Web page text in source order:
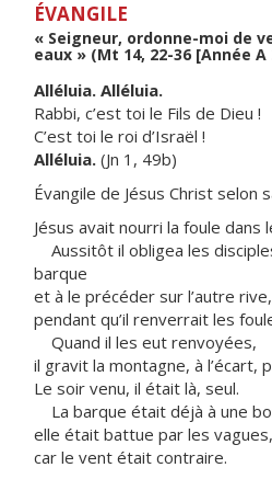
ÉVANGILE
« Seigneur, ordonne-moi de
eaux » (Mt 14, 22-36 [Année A
Alléluia. Alléluia.
Rabbi, c’est toi le Fils de Dieu !
C’est toi le roi d’Israël !
Alléluia. (Jn 1, 49b)
Évangile de Jésus Christ selon
Jésus avait nourri la foule dans
Aussitôt il obligea les
barque
et à le précéder sur l’autre rive,
pendant qu’il renverrait les
Quand il les eut renvoyées,
il gravit la montagne, à l’écart,
Le soir venu, il était là, seul.
La barque était déjà à une
elle était battue par les vagues,
car le vent était contraire.